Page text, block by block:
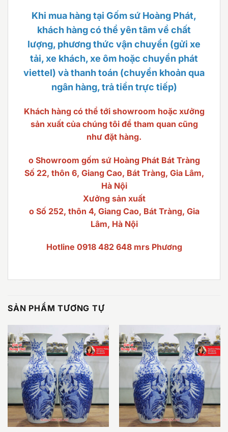
Khi mua hàng tại Gốm sứ Hoàng Phát,
khách hàng có thể yên tâm về chất
lượng, phương thức vận chuyển (gửi xe
tải, xe khách, xe ôm hoặc chuyển phát
viettel) và thanh toán (chuyển khoản qua
ngân hàng, trả tiền trực tiếp)
Khách hàng có thể tới showroom hoặc xưởng
sản xuất của chúng tôi để tham quan cũng
như đặt hàng.
o Showroom gốm sứ Hoàng Phát Bát Tràng
Số 22, thôn 6, Giang Cao, Bát Tràng, Gia Lâm,
Hà Nội
Xưởng sản xuất
o Số 252, thôn 4, Giang Cao, Bát Tràng, Gia
Lâm, Hà Nội
Hotline 0918 482 648 mrs Phương
SẢN PHẨM TƯƠNG TỰ